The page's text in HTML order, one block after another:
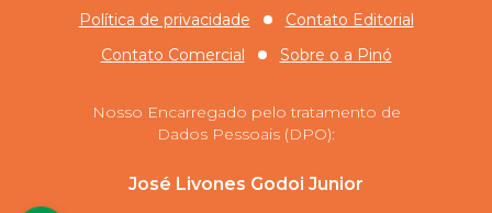
Política de privacidade
Contato Editorial
Contato Comercial
Sobre o a Pinó
Nosso Encarregado pelo tratamento de
Dados Pessoais (DPO):
José Livones Godoi Junior